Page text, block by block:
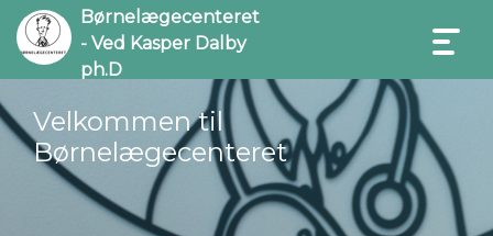
Børnelægecenteret
- Ved Kasper Dalby
ph.D
Velkommen til
Børnelægecenteret